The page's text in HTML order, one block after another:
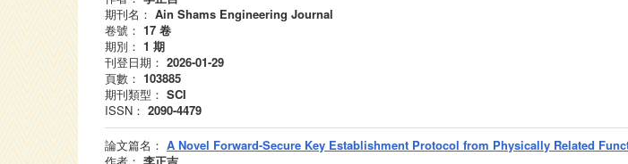
期刊名： Ain Shams Engineering Journal
卷號： 17 卷
期別： 1 期
刊登日期： 2026-01-29
頁數： 103885
期刊類型： SCI
ISSN： 2090-4479
論文篇名： A Novel Forward-Secure Key Establishment Protocol from Physically Related